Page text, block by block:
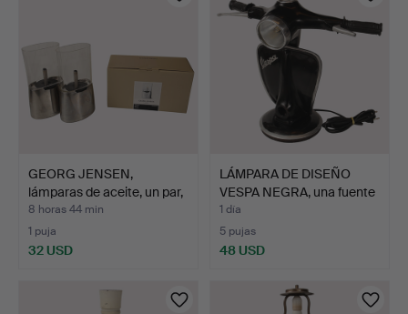
GEORG JENSEN,
lámparas de aceite, un par,
…
8 horas 44 min
1 puja
32 USD
LÁMPARA DE DISEÑO
VESPA NEGRA, una fuente
…
1 día
5 pujas
48 USD